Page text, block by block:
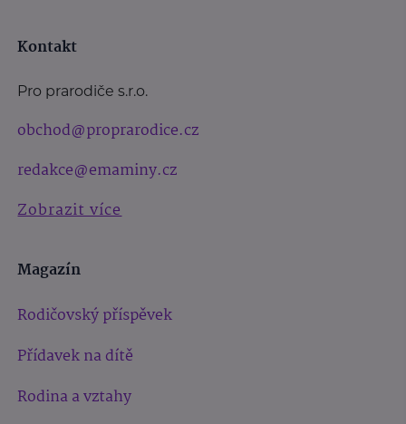
Kontakt
Pro prarodiče s.r.o.
obchod@proprarodice.cz
redakce@emaminy.cz
Zobrazit více
Magazín
Rodičovský příspěvek
Přídavek na dítě
Rodina a vztahy